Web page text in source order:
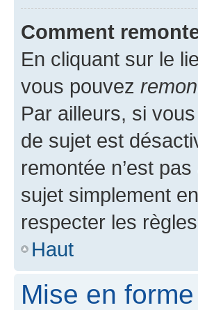
Comment
En cliquant sur le
vous pouvez
Par ailleurs, si
de sujet est
remontée n’est
sujet simplement
respecter les
Haut
Mise en